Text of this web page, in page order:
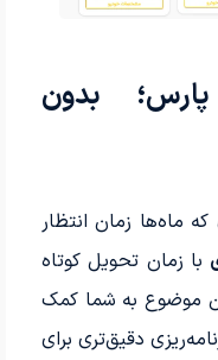
بدون
ماه‌ها زمان انتظار
با زمان تحویل کوتاه
موضوع به شما کمک
دقیق‌تری برای